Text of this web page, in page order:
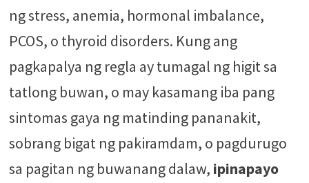
ng stress, anemia, hormonal imbalance,
PCOS, o thyroid disorders. Kung ang
pagkapalya ng regla ay tumagal ng higit sa
tatlong buwan, o may kasamang iba pang
sintomas gaya ng matinding pananakit,
sobrang bigat ng pakiramdam, o pagdurugo
sa pagitan ng buwanang dalaw, ipinapayo